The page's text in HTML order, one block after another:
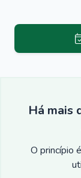
Há mais
O princípio